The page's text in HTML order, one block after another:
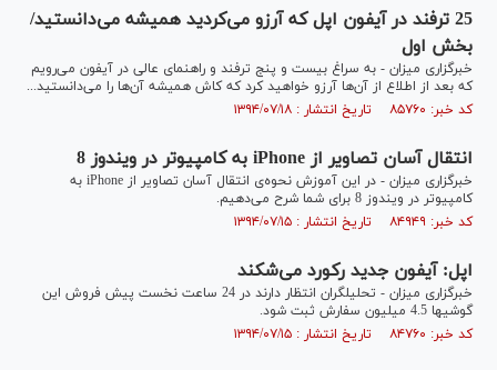
25 ترفند در آیفون اپل که آرزو می‌کردید همیشه می‌دانستید/
بخش اول
خبرگزاری میزان - به سراغ بیست و پنج ترفند و راهنمای عالی در آیفون می‌رویم
که بعد از اطلاع از آن‌ها آرزو خواهید کرد که کاش همیشه آن‌ها را می‌دانستید...
کد خبر: ۸۵۷۶۰ تاریخ انتشار : ۱۳۹۴/۰۷/۱۸
انتقال آسان تصاویر از iPhone به کامپیوتر در ویندوز 8
خبرگزاری میزان - در این آموزش نحوه‌ی انتقال آسان تصاویر از iPhone به
کامپیوتر در ویندوز 8 برای شما شرح می‌دهیم.
کد خبر: ۸۴۹۴۹ تاریخ انتشار : ۱۳۹۴/۰۷/۱۵
اپل: آیفون جدید رکورد می‌شکند
خبرگزاری میزان - تحلیلگران انتظار دارند در 24 ساعت نخست پیش فروش این
گوشیها 4.5 میلیون سفارش ثبت شود.
کد خبر: ۸۴۷۶۰ تاریخ انتشار : ۱۳۹۴/۰۷/۱۵